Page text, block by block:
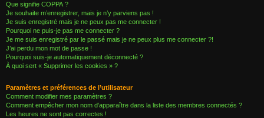
Que signifie COPPA ?
Je souhaite m’enregistrer, mais je n’y parviens pas !
Je suis enregistré mais je ne peux pas me connecter !
Pourquoi ne puis-je pas me connecter ?
Je me suis enregistré par le passé mais je ne peux plus me connecter ?!
J’ai perdu mon mot de passe !
Pourquoi suis-je automatiquement déconnecté ?
À quoi sert « Supprimer les cookies » ?
Paramètres et préférences de l’utilisateur
Comment modifier mes paramètres ?
Comment empêcher mon nom d’apparaître dans la liste des membres connectés ?
Les heures ne sont pas correctes !